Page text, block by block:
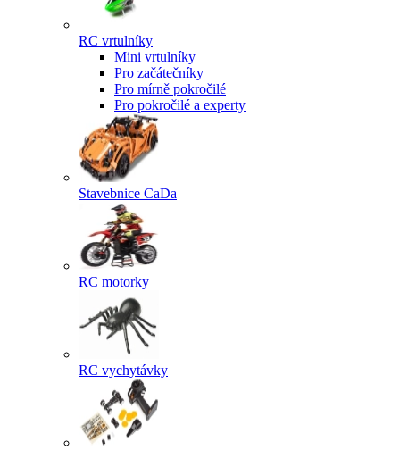
RC vrtulníky
Mini vrtulníky
Pro začátečníky
Pro mírně pokročilé
Pro pokročilé a experty
Stavebnice CaDa
RC motorky
RC vychytávky